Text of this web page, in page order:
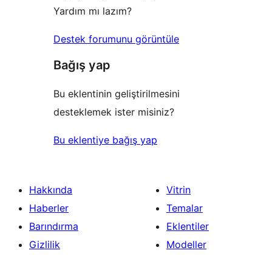
Yardım mı lazım?
Destek forumunu görüntüle
Bağış yap
Bu eklentinin geliştirilmesini
desteklemek ister misiniz?
Bu eklentiye bağış yap
Hakkında
Haberler
Barındırma
Gizlilik
Vitrin
Temalar
Eklentiler
Modeller